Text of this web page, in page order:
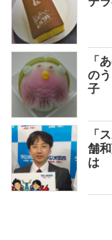
「
の
子
「
舗
は